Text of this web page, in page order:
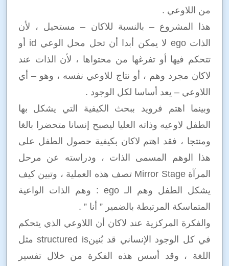
من اللاوعي .
هذا المشروع – بالنسبة للاكان – مستحيل ، لأن
الذات ego لا يمكن أبدا أن تحل محل الوعي id أو
تتحكم فيها أو تفرغها من محتواها ، لأن الذات عند
لاكان مجرد وهم ، أو نتاج للاوعي نفسه ، وهو – أي
اللاوعي – يعد أساسا لكل الوجود .
وبينما اهتم فرويد ببحث الكيفية التي يشكل بها
الطفل لاوعيه وذاته العليا ليصبح إنسانا متحضرا بالغا
ومنتجا ، فقد اهتم لاكان بكيفية حصول الطفل على
هذا الوهم المسمى الذات ، ودراسته عن مرحل
المرآة Mirror Stage تصف هذه العملية ، وتبين كيف
يشكل الطفل وهم الـ ego : وهم الذات الواعية
المتماسكة المرتبطة بالضمير ” أنا ” .
والفكرة المركزية عند لاكان أن اللاوعي الذي يتحكم
في كل الوجود الإنساني قد بُنينstructured is مثل
اللغة ، وقد أسس هذه الفكرة من خلال تفسير